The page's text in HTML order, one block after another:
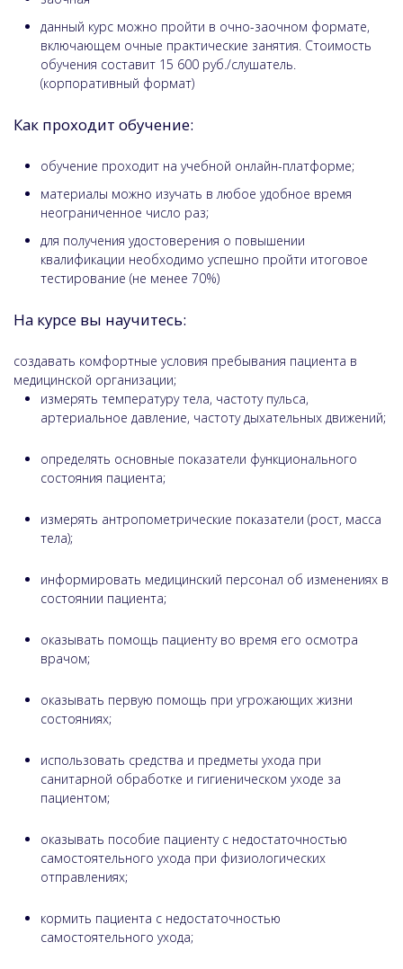
данный курс можно пройти в очно-заочном формате,
включающем очные практические занятия. Стоимость
обучения составит 15 600 руб./слушатель.
(корпоративный формат)
Как проходит обучение:
обучение проходит на учебной онлайн-платформе;
материалы можно изучать в любое удобное время
неограниченное число раз;
для получения удостоверения о повышении
квалификации необходимо успешно пройти итоговое
тестирование (не менее 70%)
На курсе вы научитесь:
создавать комфортные условия пребывания пациента в
медицинской организации;
измерять температуру тела, частоту пульса,
артериальное давление, частоту дыхательных движений;
определять основные показатели функционального
состояния пациента;
измерять антропометрические показатели (рост, масса
тела);
информировать медицинский персонал об изменениях в
состоянии пациента;
оказывать помощь пациенту во время его осмотра
врачом;
оказывать первую помощь при угрожающих жизни
состояниях;
использовать средства и предметы ухода при
санитарной обработке и гигиеническом уходе за
пациентом;
оказывать пособие пациенту с недостаточностью
самостоятельного ухода при физиологических
отправлениях;
кормить пациента с недостаточностью
самостоятельного ухода;